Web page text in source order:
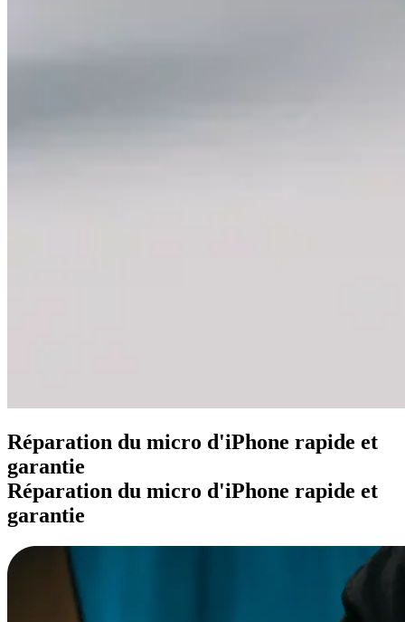
Réparation du micro d'iPhone rapide et
garantie
Réparation du micro d'iPhone rapide et
garantie